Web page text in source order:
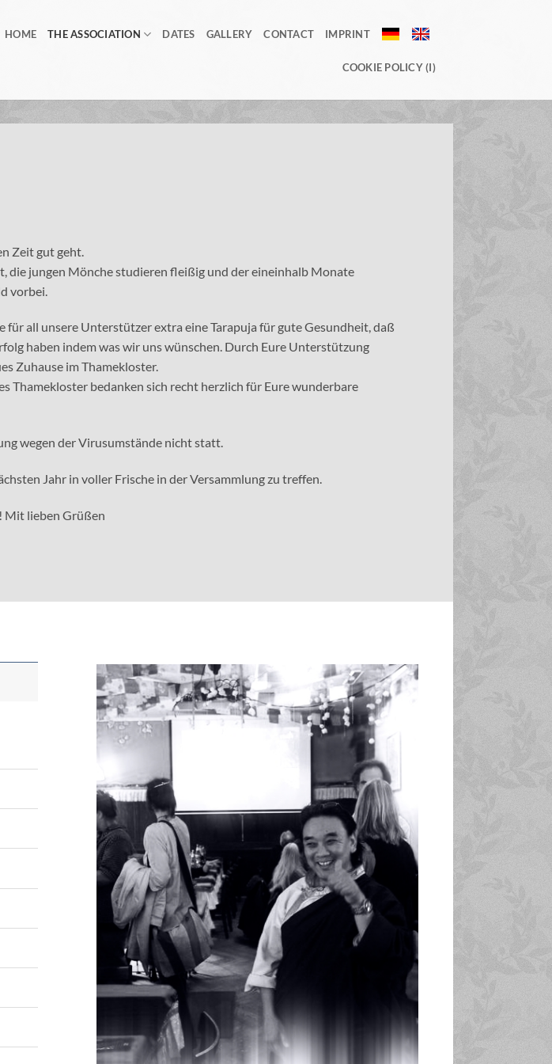
HOME THE ASSOCIATION DATES GALLERY CONTACT IMPRINT
DE EN
COOKIE POLICY (I)
Zeit gut geht.
die jungen Mönche studieren fleißig und der eineinhalb Monate
vorbei.
für all unsere Unterstützer extra eine Tarapuja für gute Gesundheit, daß
haben indem was wir uns wünschen. Durch Eure Unterstützung
Zuhause im Thamekloster.
Thamekloster bedanken sich recht herzlich für Eure wunderbare
wegen der Virusumstände nicht statt.
Jahr in voller Frische in der Versammlung zu treffen.
Mit lieben Grüßen